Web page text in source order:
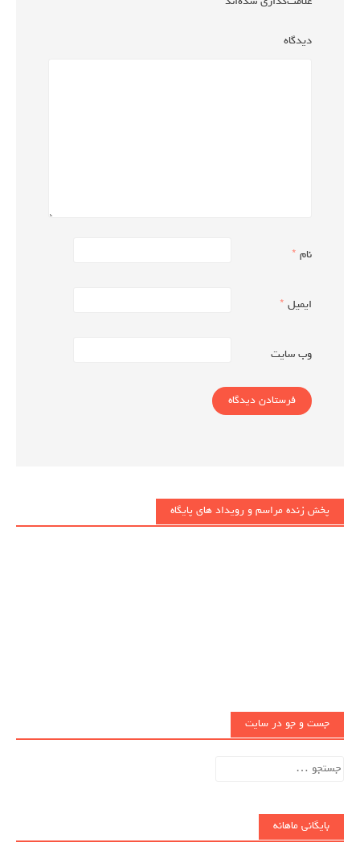
دیدگاه
نام *
ایمیل *
وب‌ سایت
پخش زنده مراسم و رویداد های پایگاه
جست و جو در سایت
جستجو
بایگانی ماهانه